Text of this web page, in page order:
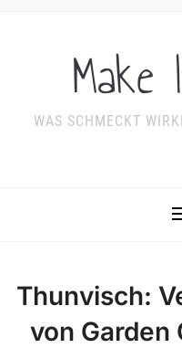
WAS SCHMECKT
Thunvisch:
von Garden